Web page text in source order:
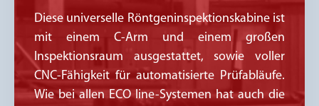
Diese universelle Röntgeninspektionskabine ist
mit einem C-Arm und einem großen
Inspektionsraum ausgestattet, sowie voller
CNC-Fähigkeit für automatisierte Prüfabläufe.
Wie bei allen ECO line-Systemen hat auch die